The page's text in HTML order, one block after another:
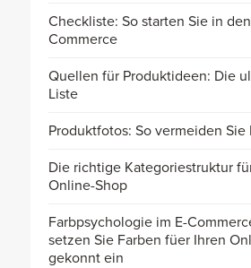
Checkliste: So starten Sie in
Commerce
Quellen für Produktideen: Die
Liste
Produktfotos: So vermeiden Sie
Die richtige Kategoriestruktur
Online-Shop
Farbpsychologie im E-
setzen Sie Farben füer Ihren
gekonnt ein